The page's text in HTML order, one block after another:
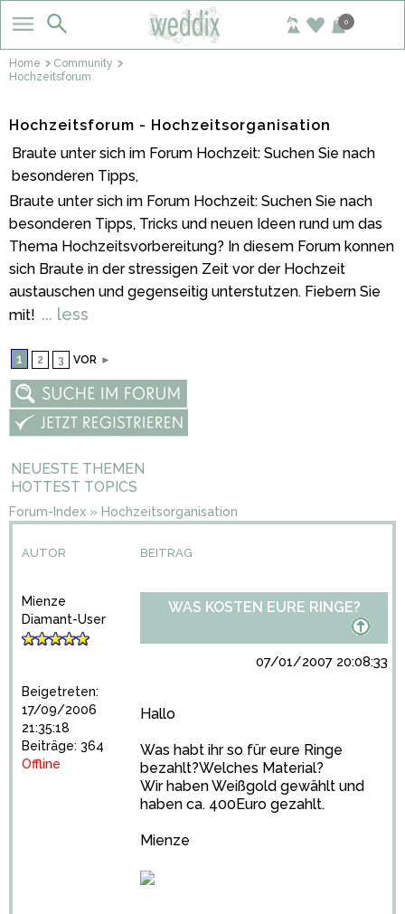
0
Home
Community
Hochzeitsforum
Hochzeitsforum - Hochzeitsorganisation
Braute unter sich im Forum Hochzeit: Suchen Sie nach
besonderen Tipps,
Braute unter sich im Forum Hochzeit: Suchen Sie nach
besonderen Tipps, Tricks und neuen Ideen rund um das
Thema Hochzeitsvorbereitung? In diesem Forum konnen
sich Braute in der stressigen Zeit vor der Hochzeit
austauschen und gegenseitig unterstutzen. Fiebern Sie
mit! ... less
1 2 3 VOR ►
NEUESTE THEMEN
HOTTEST TOPICS
Forum-Index » Hochzeitsorganisation
AUTOR BEITRAG
Mienze
Diamant-User
Beigetreten:
17/09/2006
21:35:18
Beiträge: 364
Offline
WAS KOSTEN EURE RINGE?
07/01/2007 20:08:33
Hallo
Was habt ihr so für eure Ringe
bezahlt?Welches Material?
Wir haben Weißgold gewählt und
haben ca. 400Euro gezahlt.
Mienze